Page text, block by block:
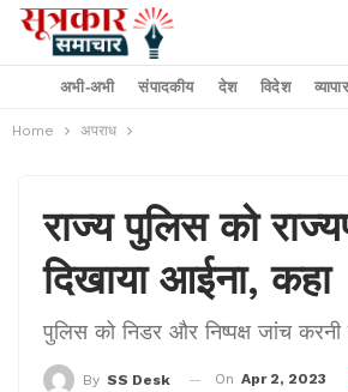
अभी-अभी संपादकीय देश विदेश व्यापार
Home अपराध
राज्य पुलिस को
दिखाया आईना, कहा
पुलिस को निडर और निष्पक्ष जांच करनी
By SS Desk On Apr 2, 2023